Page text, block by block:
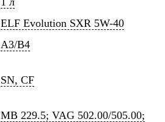
ELF Evolution SXR 5W-40
A3/B4
SN, CF
MB 229.5; VAG 502.00/505.00;